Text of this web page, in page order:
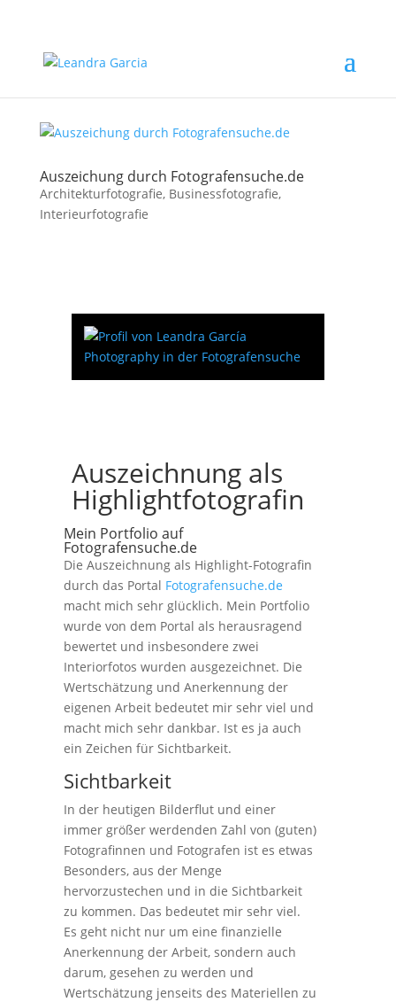
Auszeichung durch Fotografensuche.de
Architekturfotografie, Businessfotografie,
Interieurfotografie
Auszeichnung als
Highlightfotografin
Mein Portfolio auf
Fotografensuche.de
Die Auszeichnung als Highlight-Fotografin
durch das Portal Fotografensuche.de
macht mich sehr glücklich. Mein Portfolio
wurde von dem Portal als herausragend
bewertet und insbesondere zwei
Interiorfotos wurden ausgezeichnet. Die
Wertschätzung und Anerkennung der
eigenen Arbeit bedeutet mir sehr viel und
macht mich sehr dankbar. Ist es ja auch
ein Zeichen für Sichtbarkeit.
Sichtbarkeit
In der heutigen Bilderflut und einer
immer größer werdenden Zahl von (guten)
Fotografinnen und Fotografen ist es etwas
Besonders, aus der Menge
hervorzustechen und in die Sichtbarkeit
zu kommen. Das bedeutet mir sehr viel.
Es geht nicht nur um eine finanzielle
Anerkennung der Arbeit, sondern auch
darum, gesehen zu werden und
Wertschätzung jenseits des Materiellen zu